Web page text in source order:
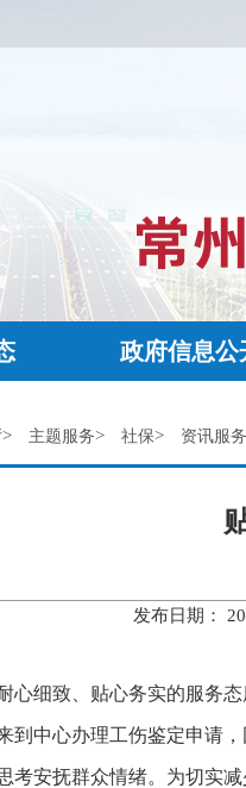
政府信息公
> 主题服务> 社保> 资讯服务
发布日期：
心细致、贴心务实的服务
到中心办理工伤鉴定申请
考安抚群众情绪。为切实